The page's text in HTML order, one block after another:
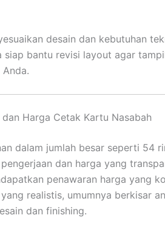
desain dan kebutuhan
siap bantu revisi layout agar
Harga Cetak Kartu Nasabah
dalam jumlah besar seperti 54
dan harga yang
penawaran harga yang
realistis, umumnya berkisar
dan finishing.